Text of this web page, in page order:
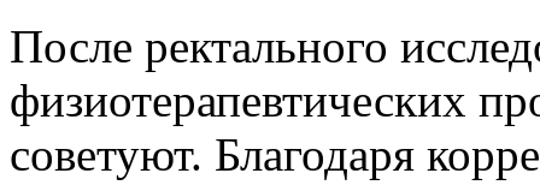
После ректального
физиотерапевтических
советуют. Благодаря